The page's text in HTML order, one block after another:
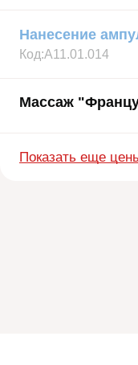
Нанесение
Код:А11.01.014
Массаж
Показать еще